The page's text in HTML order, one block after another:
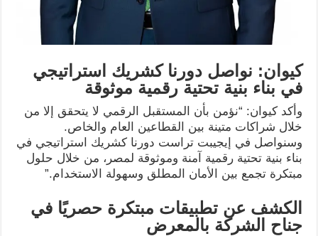
كيوان: نواصل دورنا كشريك استراتيجي
في بناء بنية تحتية رقمية موثوقة
وأكد كيوان: “نؤمن بأن المستقبل الرقمي لا يتحقق إلا من
خلال شراكات متينة بين القطاعين العام والخاص.
وسنواصل في إيجيبت تراست دورنا كشريك استراتيجي في
بناء بنية تحتية رقمية آمنة وموثوقة لمصر، من خلال حلول
مبتكرة تجمع بين الأمان المطلق وسهولة الاستخدام.”
الكشف عن تطبيقات مبتكرة حصريًا في
جناح الشركة بالمعرض